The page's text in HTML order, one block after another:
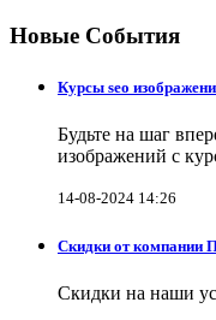
Новые События
Курсы seo
Будьте на шаг
изображений с
14-08-2024 14:26
Скидки от компании
Скидки на наши